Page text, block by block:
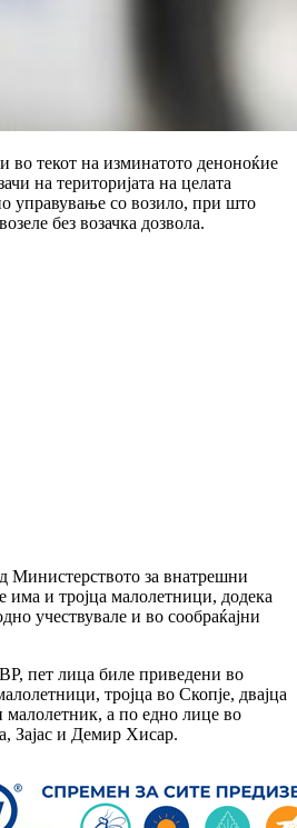
текот на изминатото деноноќие
на територијата на целата
управување со возило, при што
без возачка дозвола.
Министерството за внатрешни
има и тројца малолетници, додека
учествувале и во сообраќајни
пет лица биле приведени во
тројца во Скопје, двајца
а по едно лице во
Зајас и Демир Хисар.